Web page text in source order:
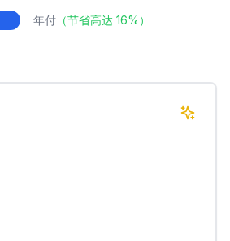
年付 （节省高达 16%）